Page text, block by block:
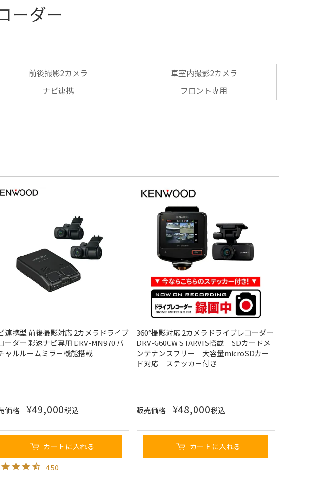
ーダー
前後撮影2カメラ
車室内撮影2カメラ
ナビ連携
フロント専用
連携型 前後撮影対応 2カメラドライブ
ーダー 彩速ナビ専用 DRV-MN970 バ
ャルルームミラー機能搭載
価格 ¥49,000税込
カートに入れる
4.50
360°撮影対応 2カメラドライブレコーダー
DRV-G60CW STARVIS搭載 SDカードメ
ンテナンスフリー 大容量microSDカー
ド対応 ステッカー付き
販売価格 ¥48,000税込
カートに入れる